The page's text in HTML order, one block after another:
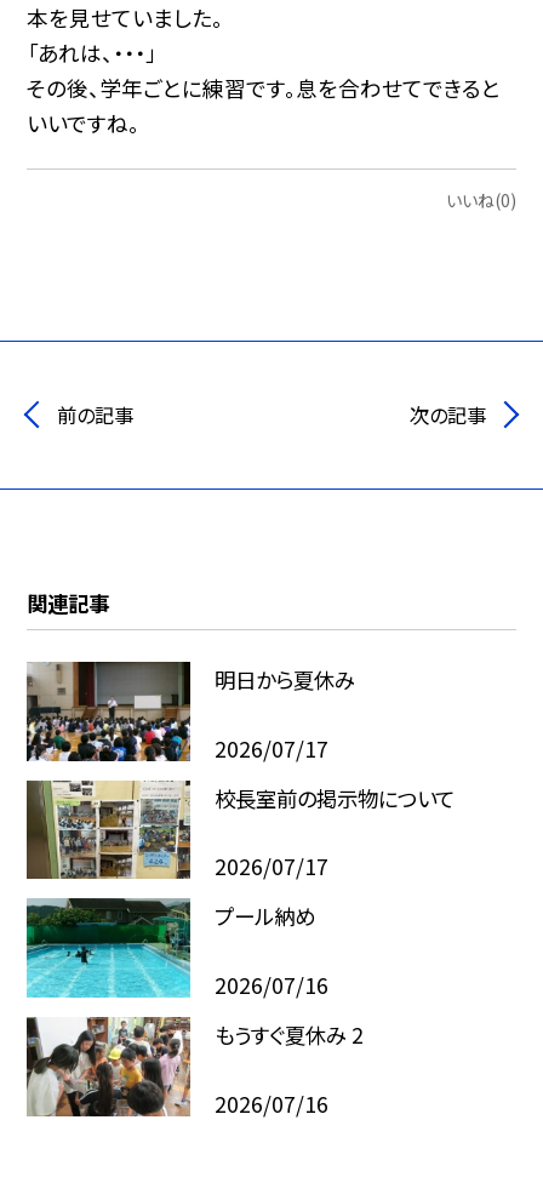
本を見せていました。
「あれは、・・・」
その後、学年ごとに練習です。息を合わせてできると
いいですね。
いいね(0)
前の記事 次の記事
関連記事
明日から夏休み
2026/07/17
校長室前の掲示物について
2026/07/17
プール納め
2026/07/16
もうすぐ夏休み 2
2026/07/16